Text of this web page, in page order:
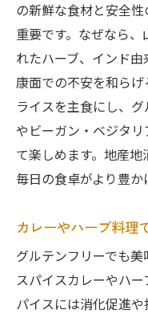
の新鮮な食材と安全
重要です。なぜなら
れたハーブ、インド
康面での不安を和ら
ライスを主食にし、
やビーガン・ベジタ
て楽しめます。地産地
毎日の食卓がより豊か
カレーやハーブ料理
グルテンフリーでも美
スパイスカレーやハ
パイスには消化促進